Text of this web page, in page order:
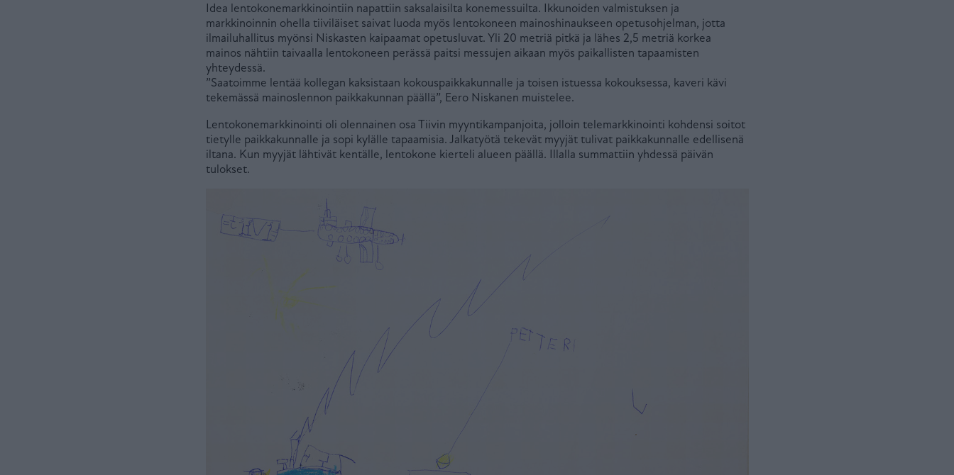
Idea lentokonemarkkinointiin napattiin saksalaisilta konemessuilta. Ikkunoiden valmistuksen ja
markkinoinnin ohella tiiviläiset saivat luoda myös lentokoneen mainoshinaukseen opetusohjelman, jotta
ilmailuhallitus myönsi Niskasten kaipaamat opetusluvat. Yli 20 metriä pitkä ja lähes 2,5 metriä korkea
mainos nähtiin taivaalla lentokoneen perässä paitsi messujen aikaan myös paikallisten tapaamisten
yhteydessä.
”Saatoimme lentää kollegan kaksistaan kokouspaikkakunnalle ja toisen istuessa kokouksessa, kaveri kävi
tekemässä mainoslennon paikkakunnan päällä”, Eero Niskanen muistelee.
Lentokonemarkkinointi oli olennainen osa Tiivin myyntikampanjoita, jolloin telemarkkinointi kohdensi soitot
tietylle paikkakunnalle ja sopi kylälle tapaamisia. Jalkatyötä tekevät myyjät tulivat paikkakunnalle edellisenä
iltana. Kun myyjät lähtivät kentälle, lentokone kierteli alueen päällä. Illalla summattiin yhdessä päivän
tulokset.